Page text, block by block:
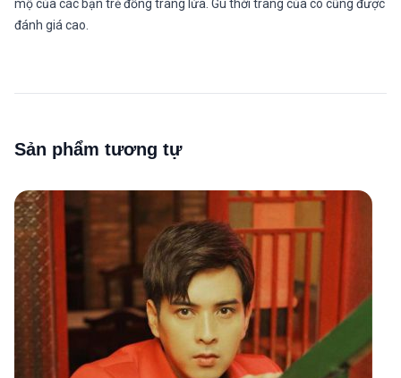
mộ của các bạn trẻ đồng trang lứa. Gu thời trang của cô cũng được
đánh giá cao.
Sản phẩm tương tự